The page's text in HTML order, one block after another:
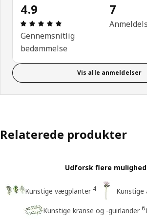
4.9
Anmeldelse: 4.9 Ud af 5
Gennemsnitlig
bedømmelse
7
Vis alle anmeldelser
Relaterede produkter
Udforsk flere
Kunstige vægplanter 4 Kunstige
Kunstige kranse og -guirlander 6